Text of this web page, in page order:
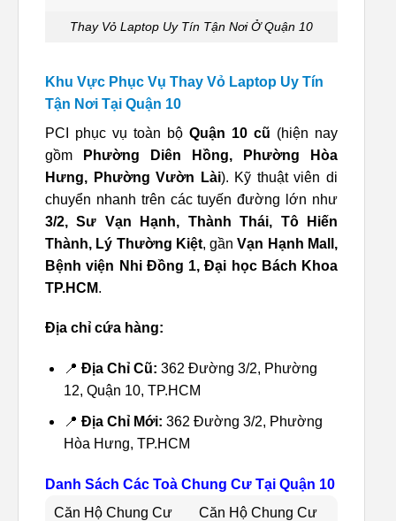
Thay Vỏ Laptop Uy Tín Tận Nơi Ở Quận 10
Khu Vực Phục Vụ Thay Vỏ Laptop Uy Tín
Tận Nơi Tại Quận 10
PCI phục vụ toàn bộ Quận 10 cũ (hiện nay
gồm
Phường Diên Hồng, Phường Hòa
Hưng, Phường Vườn Lài). Kỹ thuật viên di
chuyển nhanh trên các tuyến đường lớn như
3/2, Sư Vạn Hạnh, Thành Thái, Tô Hiến
Thành, Lý Thường Kiệt, gầnVạn Hạnh Mall,
Bệnh viện Nhi Đồng 1, Đại học Bách Khoa
TP.HCM.
Địa chỉ cứa hàng:
📍 Địa Chỉ Cũ: 362 Đường 3/2, Phường
12, Quận 10, TP.HCM
📍 Địa Chỉ Mới: 362 Đường 3/2, Phường
Hòa Hưng, TP.HCM
Danh Sách Các Toà Chung Cư Tại Quận 10
Căn Hộ Chung Cư
Căn Hộ Chung Cư